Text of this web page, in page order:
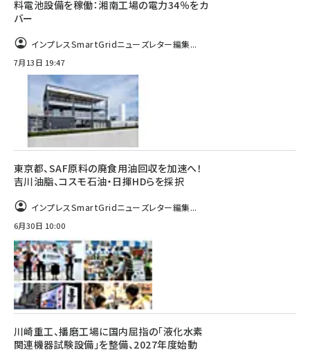
料電池設備を稼働：湘南工場の電力34％をカ
バー
インプレスSmartGridニューズレター編集...
7月13日 19:47
東京都、SAF原料の廃食用油回収を加速へ！
吉川油脂、コスモ石油・日揮HDらを採択
インプレスSmartGridニューズレター編集...
6月30日 10:00
川崎重工、播磨工場に国内屈指の「液化水素
関連機器試験設備」を整備、2027年度始動